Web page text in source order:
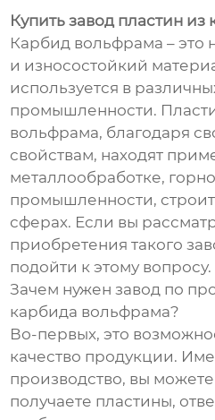
Купить завод пластин
Карбид вольфрама – это
и износостойкий
используется в
промышленности.
вольфрама, благодаря
свойствам, находят
металлообработке,
промышленности,
сферах. Если вы
приобретения такого
подойти к этому вопросу.
Зачем нужен завод по
карбида вольфрама?
Во-первых, это
качество продукции.
производство, вы
получаете пластины,